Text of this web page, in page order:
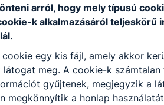
arról, hogy mely típusú
k alkalmazásáról teljeskörű
egy kis fájl, amely akkor
látogat meg. A cookie-k
gyűjtenek, megjegyzik a
megkönnyítik a honlap